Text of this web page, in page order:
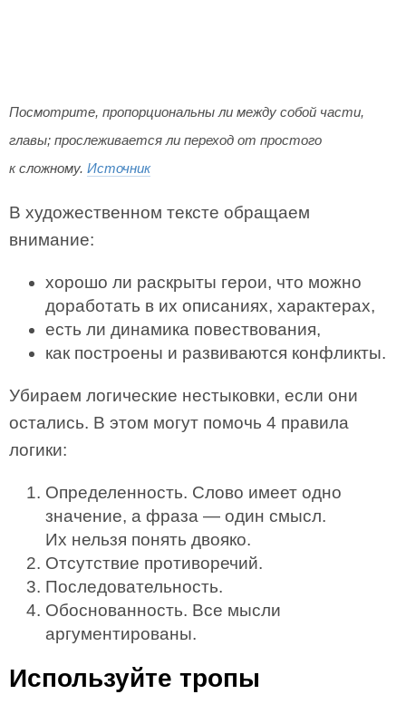
Посмотрите, пропорциональны ли между собой части,
главы; прослеживается ли переход от простого
к сложному. Источник
В художественном тексте обращаем
внимание:
хорошо ли раскрыты герои, что можно
доработать в их описаниях, характерах,
есть ли динамика повествования,
как построены и развиваются конфликты.
Убираем логические нестыковки, если они
остались. В этом могут помочь 4 правила
логики:
Определенность. Слово имеет одно
значение, а фраза — один смысл.
Их нельзя понять двояко.
Отсутствие противоречий.
Последовательность.
Обоснованность. Все мысли
аргументированы.
Используйте тропы